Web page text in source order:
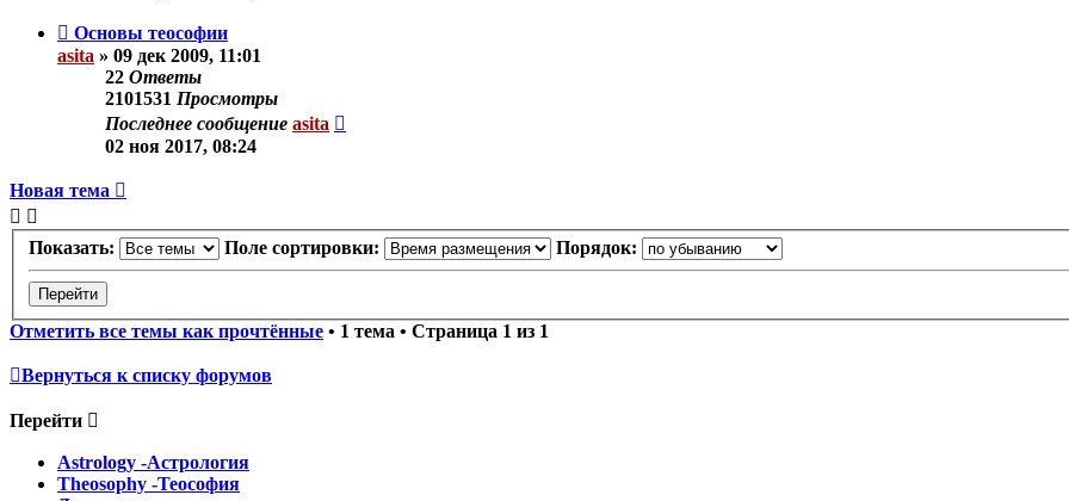
Основы теософии
asita » 09 дек 2009, 11:01
22 Ответы
2101531 Просмотры
Последнее сообщение asita
02 ноя 2017, 08:24
Новая тема
Показать: Поле сортировки: Порядок:
Отметить все темы как прочтённые • 1 тема • Страница 1 из 1
Вернуться к списку форумов
Перейти
Astrology -Астрология
Theosophy -Теософия